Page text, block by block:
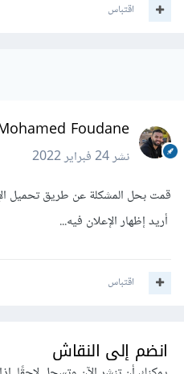
اقتباس
Mohamed Foudane
نشر24 فبراير 2022
قمت بحل المشكلة عن طريق تحميل
أريد إظهار الإعلان فيه...
اقتباس
انضم إلى النقاش